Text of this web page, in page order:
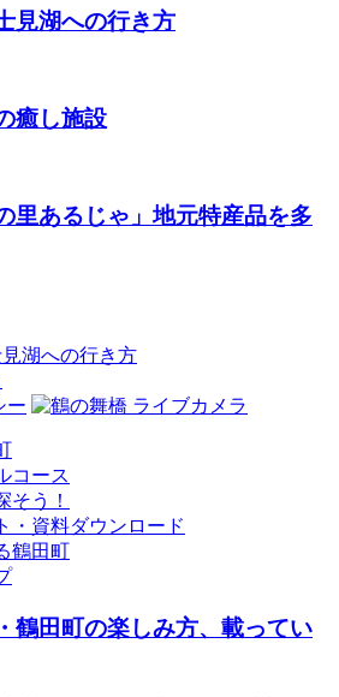
見湖への行き方
癒し施設
里あるじゃ」地元特産品を多
コース
そう！
・資料ダウンロード
鶴田町
鶴田町の楽しみ方、載ってい